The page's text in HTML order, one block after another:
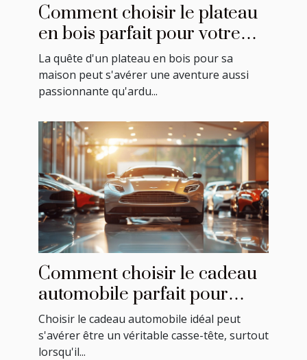
Comment choisir le plateau
en bois parfait pour votre
maison
La quête d'un plateau en bois pour sa
maison peut s'avérer une aventure aussi
passionnante qu'ardu...
Comment choisir le cadeau
automobile parfait pour
chaque occasion
Choisir le cadeau automobile idéal peut
s'avérer être un véritable casse-tête, surtout
lorsqu'il...